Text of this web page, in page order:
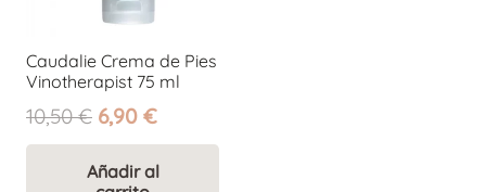
Caudalie Crema de Pies
Vinotherapist 75 ml
10,50€ El
precio
original
6,90 €El
precio
actual
Añadir al